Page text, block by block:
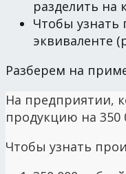
разделить на
Чтобы узнать
эквиваленте
Разберем на
На предприятии,
продукцию на 350
Чтобы узнать